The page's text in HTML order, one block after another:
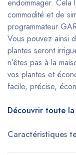
endommager.
commodité et de
programmateur
Vous pouvez ainsi
plantes seront
n’êtes pas à la
vos plantes et
facile, précise,
Découvrir toute la
Caractéristiques